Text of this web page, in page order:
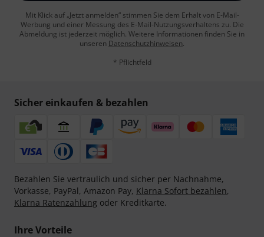
Mit Klick auf „Jetzt anmelden“ stimmen Sie dem Erhalt von E-Mail-
Werbung und einer Messung des E-Mail-Nutzungsverhaltens zu. Die
Abmeldung ist jederzeit möglich. Weitere Informationen finden Sie in
unseren Datenschutzhinweisen.
* Pflichtfeld
Sicher einkaufen & bezahlen
Bezahlen Sie vertraulich und sicher per Nachnahme,
Vorkasse, PayPal, Amazon Pay, Klarna Sofort bezahlen,
Klarna Ratenzahlung oder Kreditkarte.
Ihre Vorteile